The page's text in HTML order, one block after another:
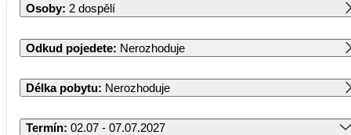
Osoby: 2 dospělí
Odkud pojedete: Nerozhoduje
Délka pobytu: Nerozhoduje
Termín: 02.07 - 07.07.2027